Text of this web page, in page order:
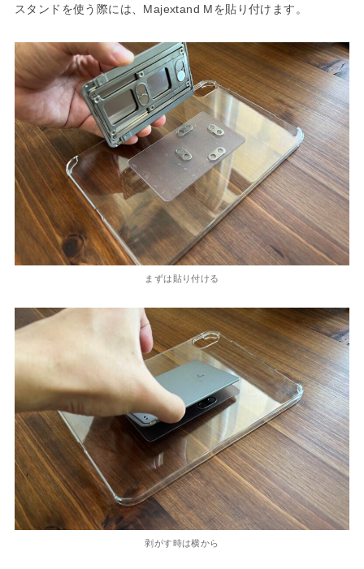
スタンドを使う際には、Majextand Mを貼り付けます。
まずは貼り付ける
剥がす時は横から